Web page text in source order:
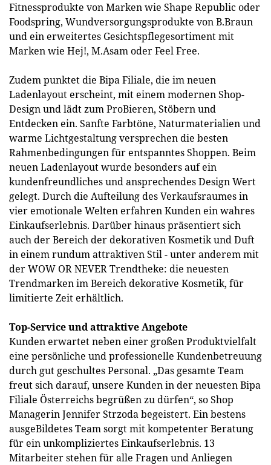
Fitnessprodukte von Marken wie Shape Republic oder
Foodspring, Wundversorgungsprodukte von B.Braun
und ein erweitertes Gesichtspflegesortiment mit
Marken wie Hej!, M.Asam oder Feel Free.
Zudem punktet die Bipa Filiale, die im neuen
Ladenlayout erscheint, mit einem modernen Shop-
Design und lädt zum ProBieren, Stöbern und
Entdecken ein. Sanfte Farbtöne, Naturmaterialien und
warme Lichtgestaltung versprechen die besten
Rahmenbedingungen für entspanntes Shoppen. Beim
neuen Ladenlayout wurde besonders auf ein
kundenfreundliches und ansprechendes Design Wert
gelegt. Durch die Aufteilung des Verkaufsraumes in
vier emotionale Welten erfahren Kunden ein wahres
Einkaufserlebnis. Darüber hinaus präsentiert sich
auch der Bereich der dekorativen Kosmetik und Duft
in einem rundum attraktiven Stil - unter anderem mit
der WOW OR NEVER Trendtheke: die neuesten
Trendmarken im Bereich dekorative Kosmetik, für
limitierte Zeit erhältlich.
Top-Service und attraktive Angebote
Kunden erwartet neben einer großen Produktvielfalt
eine persönliche und professionelle Kundenbetreuung
durch gut geschultes Personal. „Das gesamte Team
freut sich darauf, unsere Kunden in der neuesten Bipa
Filiale Österreichs begrüßen zu dürfen“, so Shop
Managerin Jennifer Strzoda begeistert. Ein bestens
ausgeBildetes Team sorgt mit kompetenter Beratung
für ein unkompliziertes Einkaufserlebnis. 13
Mitarbeiter stehen für alle Fragen und Anliegen